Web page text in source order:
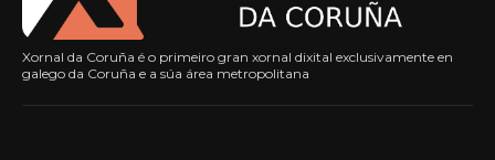
Xornal da Coruña é o primeiro gran xornal dixital exclusivamente en
galego da Coruña e a súa área metropolitana